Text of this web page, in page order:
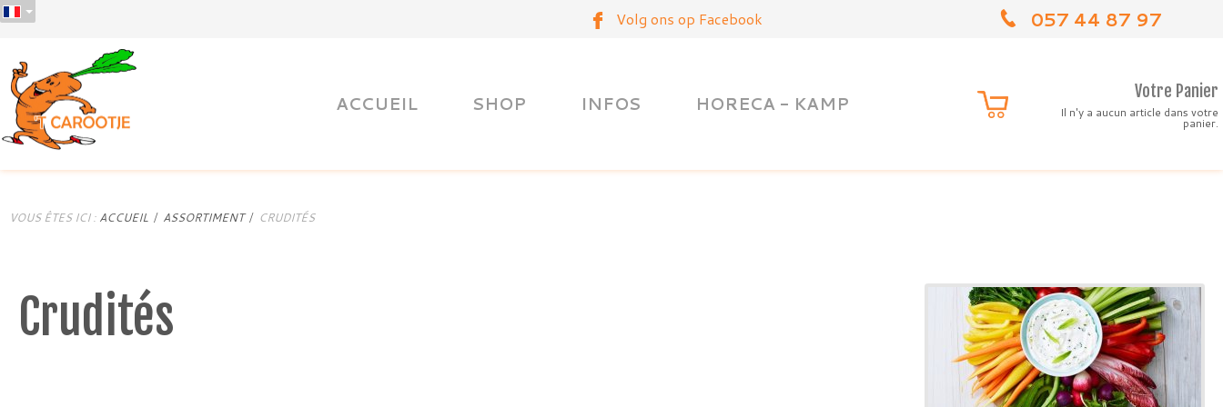
Volg ons op Facebook 057 44 87 97
ACCUEIL SHOP INFOS HORECA - KAMP
Votre Panier
Il n'y a aucun article dans votre
panier.
VOUS ÊTES ICI : ACCUEIL ASSORTIMENT CRUDITÉS
Crudités